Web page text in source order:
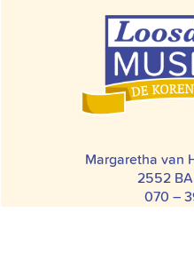
Margaretha van
2552
070 –